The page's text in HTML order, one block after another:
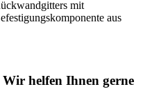
Wir helfen Ihnen gerne